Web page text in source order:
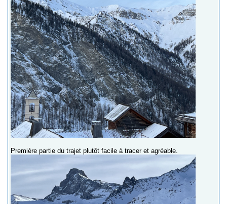
Première partie du trajet plutôt facile à tracer et agréable.